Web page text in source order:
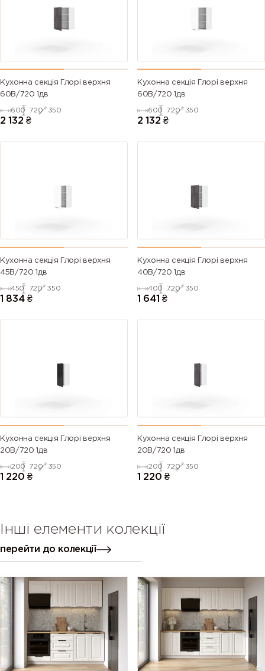
Кухонна секція Глорі верхня
60В/720 1дв
600 720 350
2 132 ₴
Кухонна секція Глорі верхня
60В/720 1дв
600 720 350
2 132 ₴
Кухонна секція Глорі верхня
45В/720 1дв
450 720 350
1 834 ₴
Кухонна секція Глорі верхня
40В/720 1дв
400 720 350
1 641 ₴
Кухонна секція Глорі верхня
20В/720 1дв
200 720 350
1 220 ₴
Кухонна секція Глорі верхня
20В/720 1дв
200 720 350
1 220 ₴
Інші елементи колекції
перейти до колекції